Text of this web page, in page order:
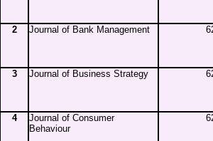
2 Journal of Bank Management
3 Journal of Business Strategy
4
Journal of Consumer
Behaviour